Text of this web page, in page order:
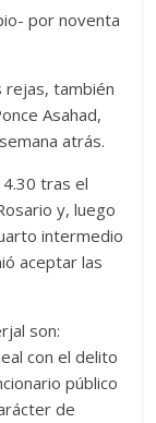
por noventa
rejas, también
Asahad,
atrás.
tras el
y, luego
intermedio
aceptar las
son:
con el delito
público
de